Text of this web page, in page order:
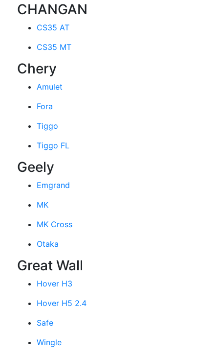
CHANGAN
CS35 AT
CS35 MT
Chery
Amulet
Fora
Tiggo
Tiggo FL
Geely
Emgrand
MK
MK Cross
Otaka
Great Wall
Hover H3
Hover H5 2.4
Safe
Wingle